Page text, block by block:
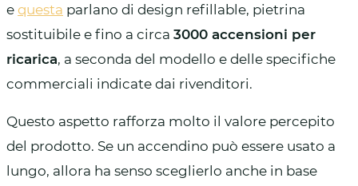
e questa parlano di design refillable, pietrina
sostituibile e fino a circa 3000 accensioni per
ricarica, a seconda del modello e delle specifiche
commerciali indicate dai rivenditori.
Questo aspetto rafforza molto il valore percepito
del prodotto. Se un accendino può essere usato a
lungo, allora ha senso sceglierlo anche in base